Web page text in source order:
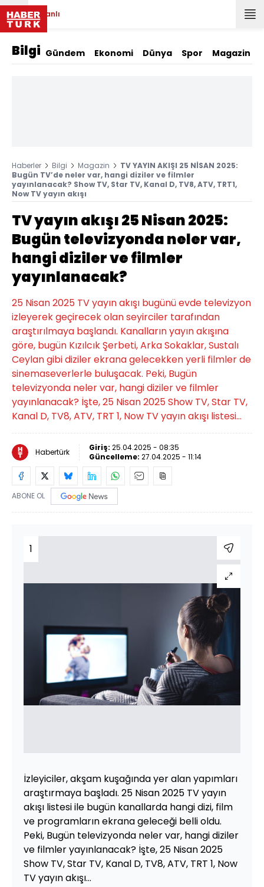
Canlı
Bilgi Gündem Ekonomi Dünya Spor Magazin
Haberler Bilgi Magazin
TV YAYIN AKIŞI 25 NİSAN 2025:
Bugün TV’de neler var, hangi diziler ve filmler
yayınlanacak? Show TV, Star TV, Kanal D, TV8, ATV, TRT1,
Now TV yayın akışı
TV yayın akışı 25 Nisan 2025:
Bugün televizyonda neler var,
hangi diziler ve filmler
yayınlanacak?
25 Nisan 2025 TV yayın akışı bugünü evde televizyon
izleyerek geçirecek olan seyirciler tarafından
araştırılmaya başlandı. Kanalların yayın akışına
göre, bugün Kızılcık Şerbeti, Arka Sokaklar, Sustalı
Ceylan gibi diziler ekrana gelecekken yerli filmler de
sinemaseverlerle buluşacak. Peki, Bugün
televizyonda neler var, hangi diziler ve filmler
yayınlanacak? İşte, 25 Nisan 2025 Show TV, Star TV,
Kanal D, TV8, ATV, TRT 1, Now TV yayın akışı listesi...
Habertürk Giriş: 25.04.2025 - 08:35
Güncelleme: 27.04.2025 - 11:14
ABONE OL
1
İzleyiciler, akşam kuşağında yer alan yapımları
araştırmaya başladı. 25 Nisan 2025 TV yayın
akışı listesi ile bugün kanallarda hangi dizi, film
ve programların ekrana geleceği belli oldu.
Peki, Bugün televizyonda neler var, hangi diziler
ve filmler yayınlanacak? İşte, 25 Nisan 2025
Show TV, Star TV, Kanal D, TV8, ATV, TRT 1, Now
TV yayın akışı...